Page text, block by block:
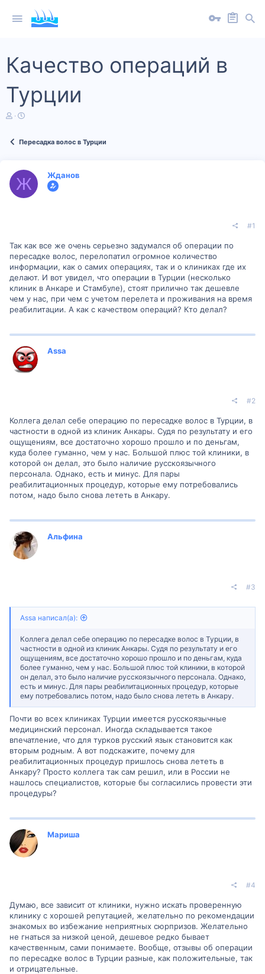
Качество операций в
Турции
А
о
е
м
ы
Д
а
ч
а
л
а
Пересадка волос в Турции
Ж Жданов
#1
Так как все же очень серьезно задумался об операции по
пересадке волос, перелопатил огромное количество
информации, как о самих операциях, так и о клиниках где их
делают. И вот увидел, что операции в Турции (несколько
клиник в Анкаре и Стамбуле), стоят прилично так дешевле
чем у нас, при чем с учетом перелета и проживания на время
реабилитации. А как с качеством операций? Кто делал?
Assa
#2
Коллега делал себе операцию по пересадке волос в Турции, в
частности в одной из клиник Анкары. Судя по результату и его
ощущениям, все достаточно хорошо прошло и по деньгам,
куда более гуманно, чем у нас. Большой плюс той клиники, в
которой он делал, это было наличие русскоязычного
персонала. Однако, есть и минус. Для пары
реабилитационных процедур, которые ему потребовались
потом, надо было снова лететь в Анкару.
Альфина
#3
Assa написал(а):
Коллега делал себе операцию по пересадке волос в Турции, в
частности в одной из клиник Анкары. Судя по результату и его
ощущениям, все достаточно хорошо прошло и по деньгам, куда
более гуманно, чем у нас. Большой плюс той клиники, в которой
он делал, это было наличие русскоязычного персонала. Однако,
есть и минус. Для пары реабилитационных процедур, которые
ему потребовались потом, надо было снова лететь в Анкару.
Почти во всех клиниках Турции имеется русскоязычные
медицинский персонал. Иногда складывается такое
впечатление, что для турков русский язык становится как
вторым родным. А вот подскажите, почему для
реабилитационных процедур пришлось снова лететь в
Анкару? Просто коллега так сам решил, или в России не
нашлось специалистов, которые бы согласились провести эти
процедуры?
Мариша
#4
Думаю, все зависит от клиники, нужно искать проверенную
клинику с хорошей репутацией, желательно по рекомендации
знакомых во избежание неприятных сюрпризов. Желательно
не гнаться за низкой ценой, дешевое редко бывает
качественным, сами понимаете. Вообще, отзывы об операции
по пересадке волос в Турции разные, как положительные, так
и отрицательные.